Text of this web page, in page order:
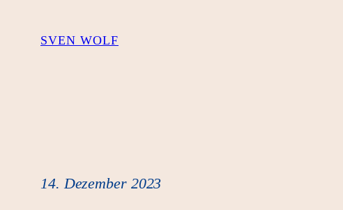
SVEN WOLF
14. Dezember 2023